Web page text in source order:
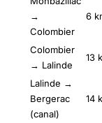
→
Colombier
6
Colombier
→ Lalinde
13
Lalinde →
Bergerac
(canal)
14